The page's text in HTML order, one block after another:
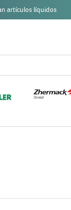
artículos líquidos